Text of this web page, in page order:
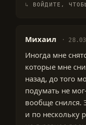
ВОЙДИТЕ,
Михаил
Иногда мне
которые мне
назад, до того
подумать не
вообще снился.
и по нескольку